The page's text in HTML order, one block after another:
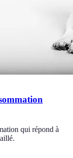
qui répond à